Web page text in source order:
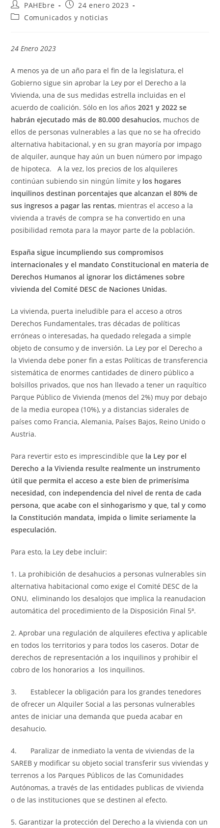
PAHEbre
24 enero 2023
Comunicados y noticias
24 Enero 2023
A menos ya de un año para el fin de la legislatura, el
Gobierno sigue sin aprobar la Ley por el Derecho a la
Vivienda, una de sus medidas estrella incluidas en el
acuerdo de coalición. Sólo en los años2021 y 2022 se
habrán ejecutado más de 80.000 desahucios, muchos de
ellos de personas vulnerables a las que no se ha ofrecido
alternativa habitacional, y en su gran mayoría por impago
de alquiler, aunque hay aún un buen número por impago
de hipoteca. A la vez, los precios de los alquileres
continúan subiendo sin ningún límite y los hogares
inquilinos destinan porcentajes que alcanzan el 80% de
sus ingresos a pagar las rentas, mientras el acceso a la
vivienda a través de compra se ha convertido en una
posibilidad remota para la mayor parte de la población.
España sigue incumpliendo sus compromisos
internacionales y el mandato Constitucional en materia de
Derechos Humanos al ignorar los dictámenes sobre
vivienda del Comité DESC de Naciones Unidas.
La vivienda, puerta ineludible para el acceso a otros
Derechos Fundamentales, tras décadas de políticas
erróneas o interesadas, ha quedado relegada a simple
objeto de consumo y de inversión. La Ley por el Derecho a
la Vivienda debe poner fin a estas Políticas de transferencia
sistemática de enormes cantidades de dinero público a
bolsillos privados, que nos han llevado a tener un raquítico
Parque Público de Vivienda (menos del 2%) muy por debajo
de la media europea (10%), y a distancias siderales de
países como Francia, Alemania, Países Bajos, Reino Unido o
Austria.
Para revertir esto es imprescindible que la Ley por el
Derecho a la Vivienda resulte realmente un instrumento
útil que permita el acceso a este bien de primerísima
necesidad, con independencia del nivel de renta de cada
persona, que acabe con el sinhogarismo y que, tal y como
la Constitución mandata, impida o limite seriamente la
especulación.
Para esto, la Ley debe incluir:
1. La prohibición de desahucios a personas vulnerables sin
alternativa habitacional como exige el Comité DESC de la
ONU, eliminando los desalojos que implica la reanudacion
automática del procedimiento de la Disposición Final 5ª.
2. Aprobar una regulación de alquileres efectiva y aplicable
en todos los territorios y para todos los caseros. Dotar de
derechos de representación a los inquilinos y prohibir el
cobro de los honorarios a los inquilinos.
3. Establecer la obligación para los grandes tenedores
de ofrecer un Alquiler Social a las personas vulnerables
antes de iniciar una demanda que pueda acabar en
desahucio.
4. Paralizar de inmediato la venta de viviendas de la
SAREB y modificar su objeto social transferir sus viviendas y
terrenos a los Parques Públicos de las Comunidades
Autónomas, a través de las entidades publicas de vivienda
o de las instituciones que se destinen al efecto.
5. Garantizar la protección del Derecho a la vivienda con un